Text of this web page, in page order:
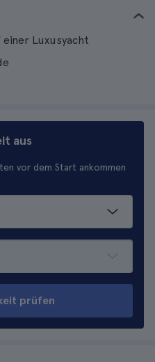
Luxusyacht
aus
vor dem Start ankommen
prüfen